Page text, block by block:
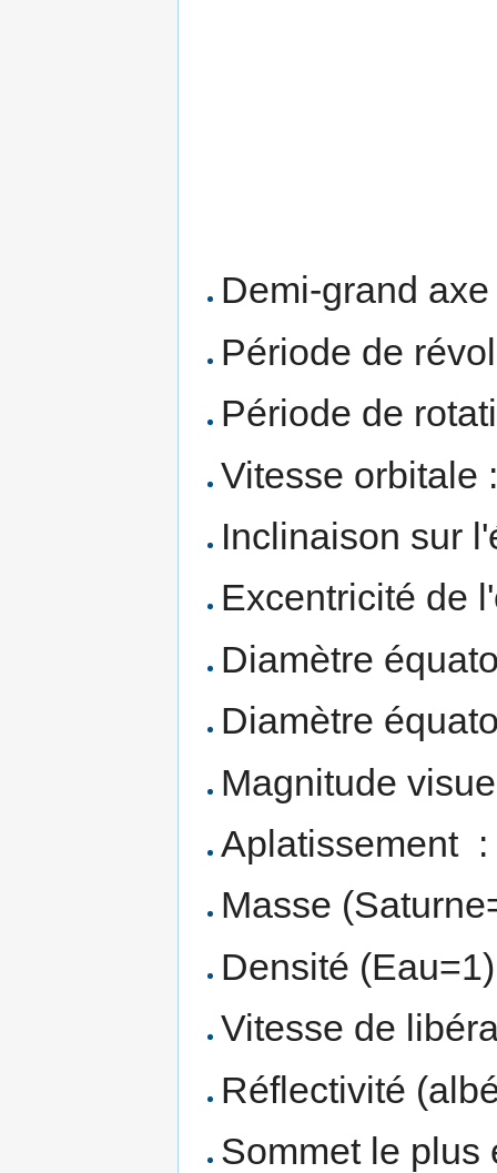
Demi-grand
Période de
Période de
Vitesse orbitale
Inclinaison sur
Excentricité de
Diamètre
Diamètre
Magnitude
Aplatissement :
Masse
Densité
Vitesse de
Réflectivité
Sommet le